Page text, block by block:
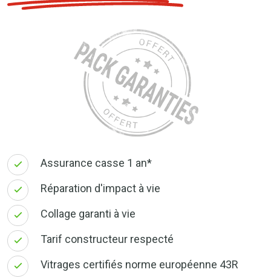
Assurance casse 1 an*
Réparation d'impact à vie
Collage garanti à vie
Tarif constructeur respecté
Vitrages certifiés norme européenne 43R